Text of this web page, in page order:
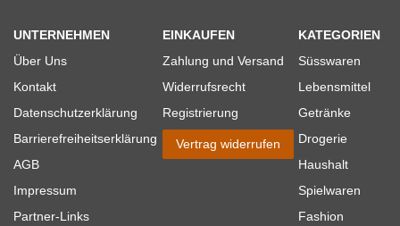
UNTERNEHMEN
Über Uns
Kontakt
Datenschutzerklärung
Barrierefreiheitserklärung
AGB
Impressum
Partner-Links
EINKAUFEN
Zahlung und Versand
Widerrufsrecht
Registrierung
Vertrag widerrufen
KATEGORIEN
Süsswaren
Lebensmittel
Getränke
Drogerie
Haushalt
Spielwaren
Fashion